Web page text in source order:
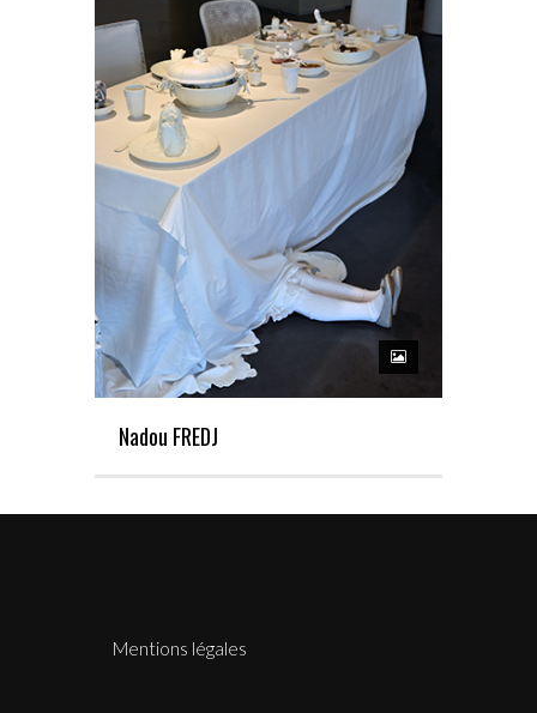
Nadou FREDJ
Mentions légales